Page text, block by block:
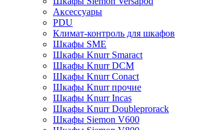
Аксессуары
PDU
Климат-контроль для шкафов
Шкафы SME
Шкафы Knurr Smaract
Шкафы Knurr DCM
Шкафы Knurr Conact
Шкафы Knurr прочие
Шкафы Knurr Incas
Шкафы Knurr Doubleprorack
Шкафы Siemon V600